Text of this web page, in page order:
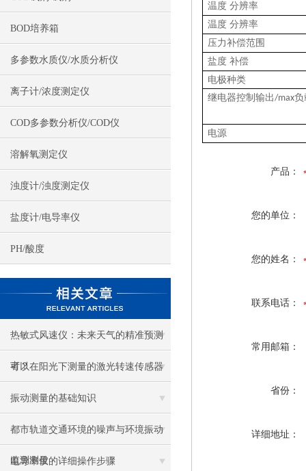
BOD培养箱
多参数水质仪/水质分析仪
离子计/浓度测定仪
COD多参数分析仪/COD仪
溶解氧测定仪
浊度计/浊度测定仪
盐度计/电导率仪
PH/酸度
热敏式风速仪：未来天气的精准预测
者？
可以在阳光下测量的激光转速传感器
振动测量的基础知识
都市轨道交通环境的噪声与环境振动
监测测量
电导率仪的详细操作步骤
温度 分辨率
温度 分辨率
压力补偿范围
盐度 补偿
电极种类
继电器控制输出/max负
电源
产品：
您的单位：
您的姓名：
联系电话：
常用邮箱：
省份：
详细地址：